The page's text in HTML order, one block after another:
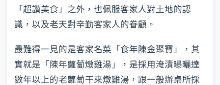
「超讚美食」之外，也佩服客家人對土地的認
識，以及老天對辛勤客家人的眷顧。
最難得一見的是客家名菜「食年陳金聚寶」，其
實就是「陳年蘿蔔燉雞湯」，是採用淹漬曝曬達
數年以上的老蘿蔔干來燉雞湯，跟一般辦桌所採